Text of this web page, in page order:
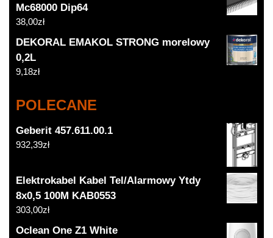
Mc68000 Dip64
38,00zł
DEKORAL EMAKOL STRONG morelowy
0,2L
9,18zł
POLECANE
Geberit 457.611.00.1
932,39zł
Elektrokabel Kabel Tel/Alarmowy Ytdy
8x0,5 100M KAB0553
303,00zł
Oclean One Z1 White